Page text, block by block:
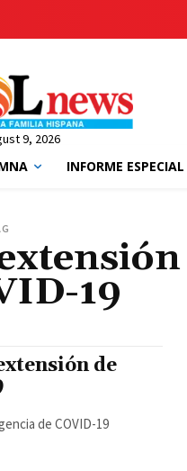
9, 2026
INFORME ESPECIAL
19
de
de COVID-19